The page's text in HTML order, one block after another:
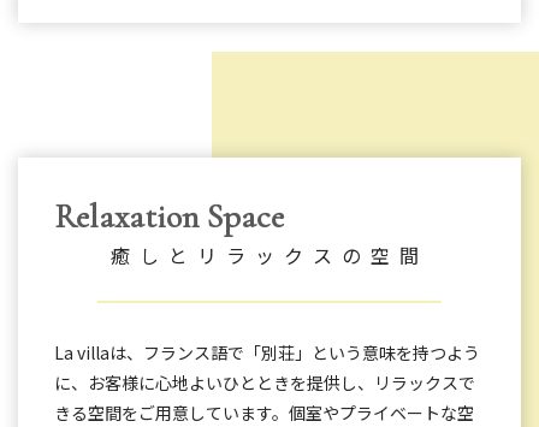
Relaxation Space
癒しとリラックスの空間
La villaは、フランス語で「別荘」という意味を持つよう
に、お客様に心地よいひとときを提供し、リラックスで
きる空間をご用意しています。個室やプライベートな空